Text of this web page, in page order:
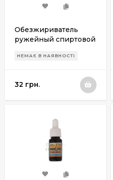
Обезжириватель
ружейный спиртовой
НЕМАЄ В НАЯВНОСТІ
32 грн.